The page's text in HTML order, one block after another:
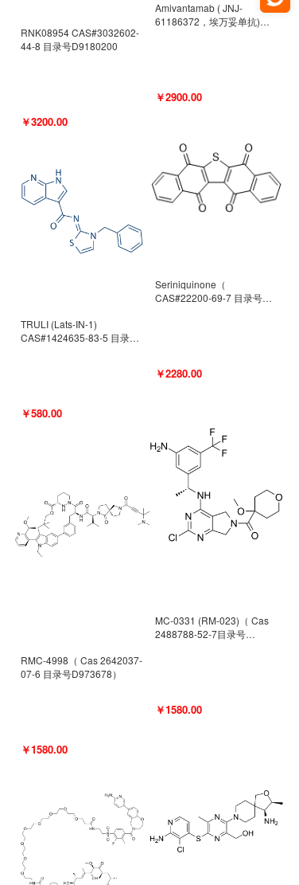
RNK08954 CAS#3032602-
44-8 目录号D9180200
￥3200.00
TRULI (Lats-IN-1)
CAS#1424635-83-5 目录号
￥580.00
RMC-4998（ Cas 2642037-
07-6 目录号D973678）
￥1580.00
Amivantamab ( JNJ-
61186372，埃万妥单抗)
￥2900.00
Seriniquinone（
CAS#22200-69-7 目录号
￥2280.00
MC-0331 (RM-023)（ Cas
2488788-52-7目录号
￥1580.00